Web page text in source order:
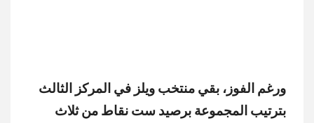
ورغم الفوز، بقي منتخب ويلز في المركز الثالث
بترتيب المجموعة برصيد ست نقاط من ثلاث